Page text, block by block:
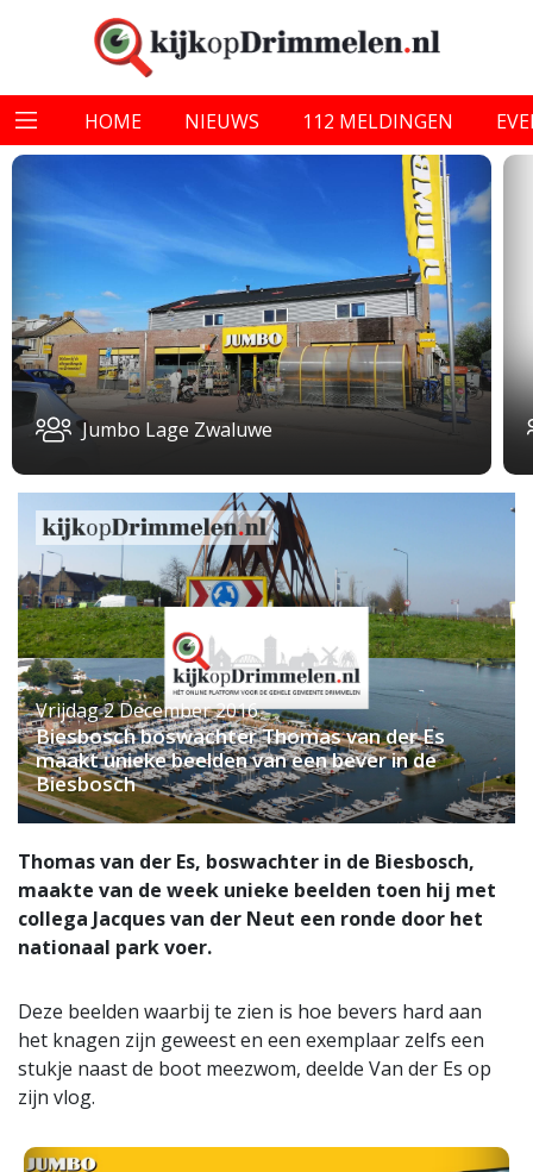
HOME NIEUWS 112 MELDINGEN
Jumbo Lage Zwaluwe
Vrijdag 2 December 2016
Biesbosch boswachter Thomas van der Es
maakt unieke beelden van een bever in de
Biesbosch
Thomas van der Es, boswachter in de Biesbosch,
maakte van de week unieke beelden toen hij met
collega Jacques van der Neut een ronde door het
nationaal park voer.
Deze beelden waarbij te zien is hoe bevers hard aan
het knagen zijn geweest en een exemplaar zelfs een
stukje naast de boot meezwom, deelde Van der Es op
zijn vlog.